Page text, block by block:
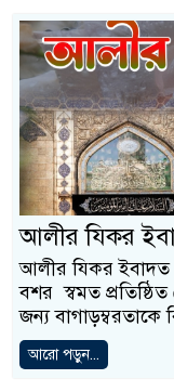
আলীর যিকর
আলীর যিকর ইবাদত
বশর স্বমত
জন্য বাগাড়ম্বরতাকে
আরো পড়ুন...